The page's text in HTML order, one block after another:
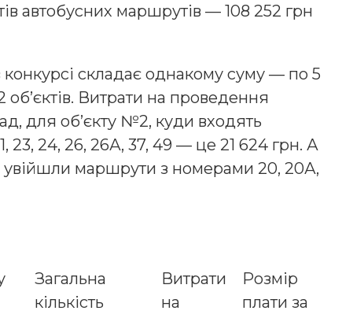
автобусних маршрутів — 108 252 грн
конкурсі складає однакому суму — по 5
об’єктів. Витрати на проведення
для об’єкту №2, куди входять
24, 26, 26А, 37, 49 — це 21 624 грн. А
увійшли маршрути з номерами 20, 20А,
Загальна
кількість
Витрати
на
Розмір
плати за